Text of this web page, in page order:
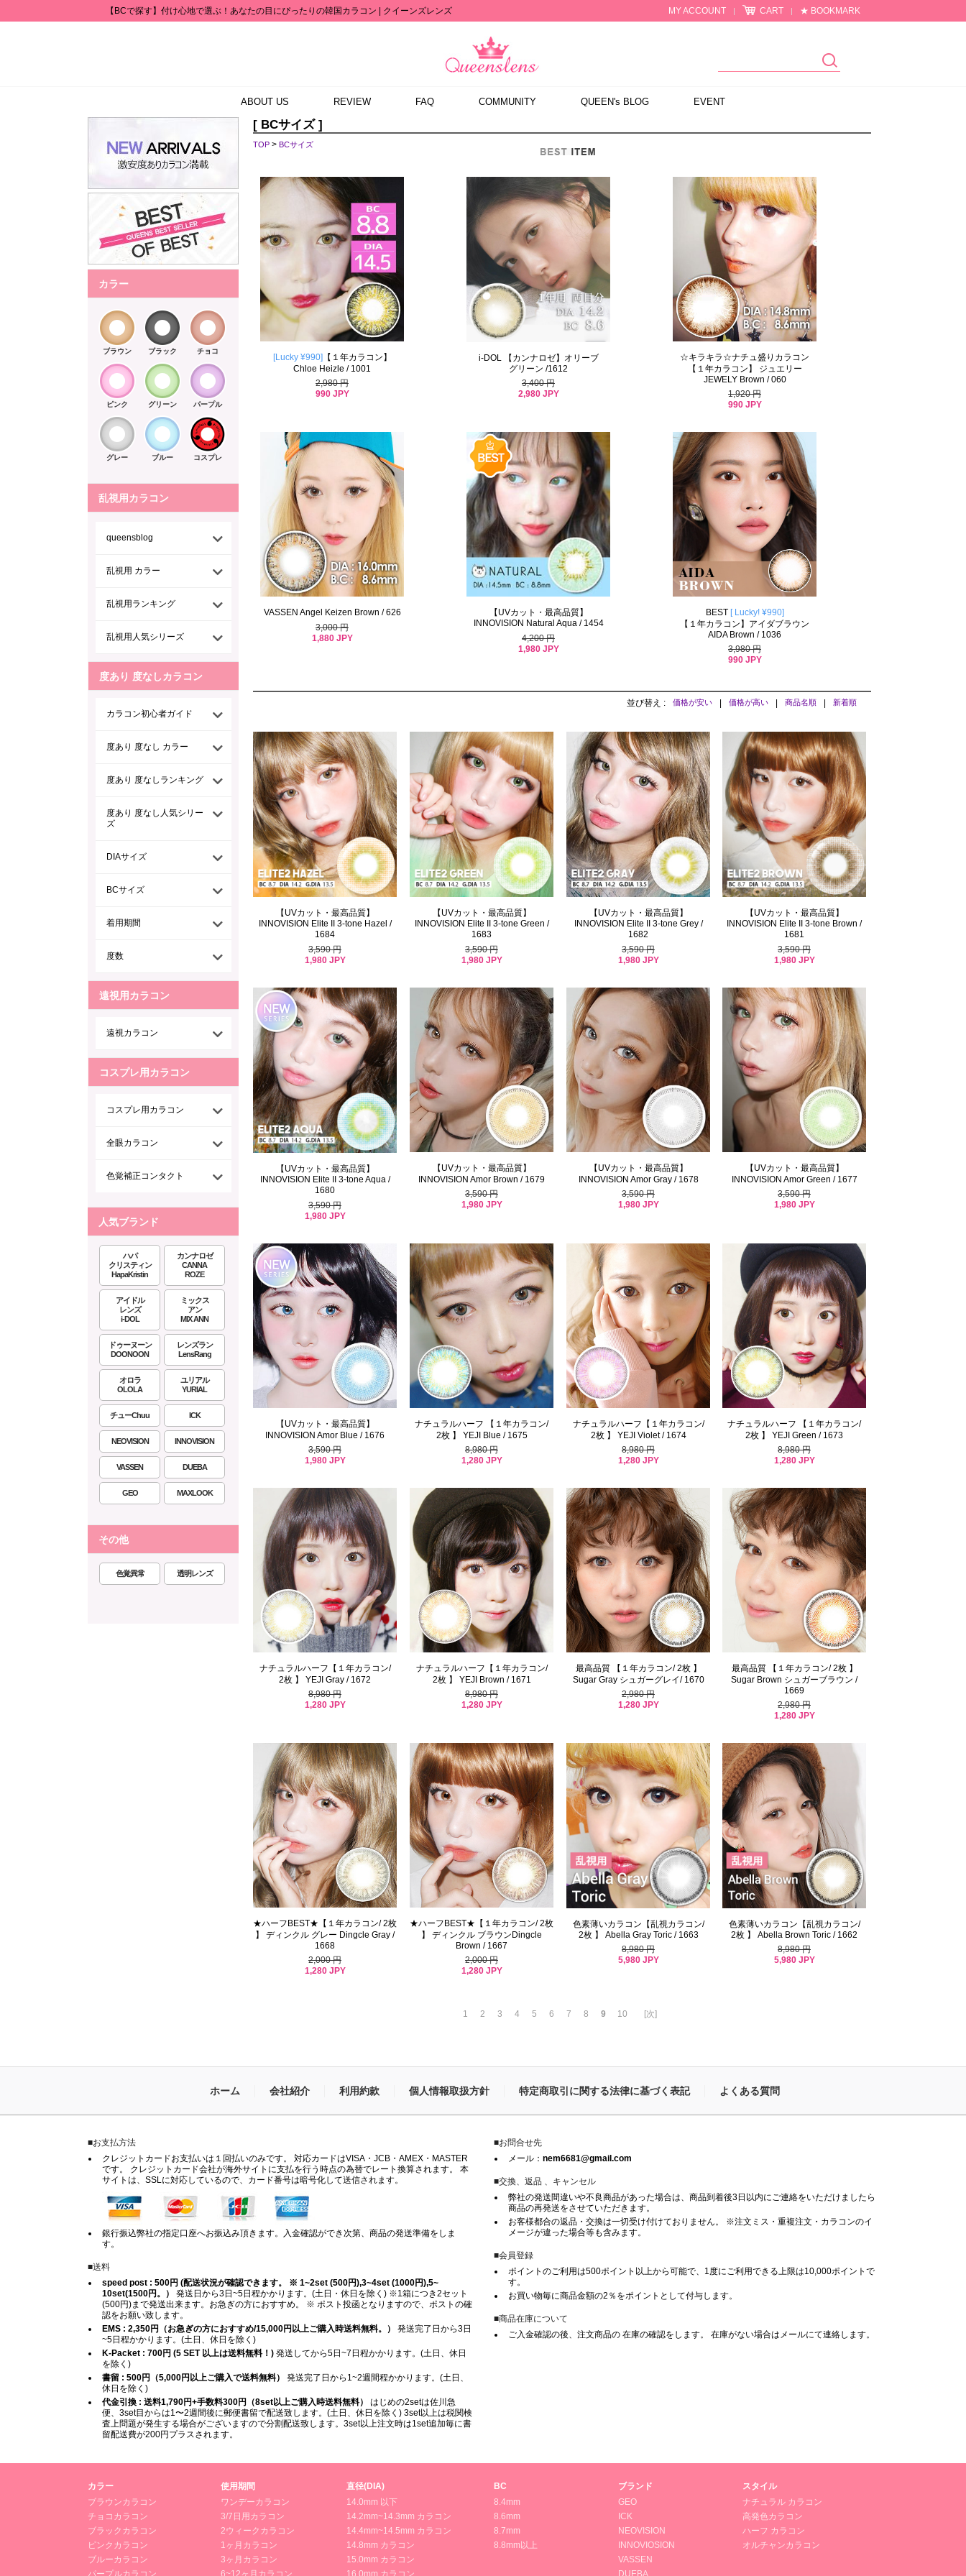
【BCで探す】付け心地で選ぶ！あなたの目にぴったりの韓国カラコン | クイーンズレンズ MY ACCOUNT | CART | ★ BOOKMARK
ABOUT US REVIEW FAQ COMMUNITY QUEEN's BLOG EVENT
カラー
ブラウン ブラック チョコ
ピンク グリーン パープル
グレー ブルー コスプレ
乱視用カラコン
queensblog
乱視用 カラー
乱視用ランキング
乱視用人気シリーズ
度あり 度なしカラコン
カラコン初心者ガイド
度あり 度なし カラー
度あり 度なしランキング
度あり 度なし人気シリー
ズ
DIAサイズ
BCサイズ
着用期間
度数
遠視用カラコン
遠視カラコン
コスプレ用カラコン
コスプレ用カラコン
全眼カラコン
色覚補正コンタクト
人気ブランド
ハパ
クリスティン
HapaKristin
カンナロゼ
CANNA
ROZE
アイドル
レンズ
i-DOL
ミックス
アン
MIX ANN
ドゥーヌーン
DOONOON
レンズラン
LensRang
オロラ
OLOLA
ユリアル
YURIAL
チューChuu ICK
NEOVISION INNOVISION
VASSEN DUEBA
GEO MAXLOOK
その他
色覚異常 透明レンズ
[ BCサイズ ]
TOP > BCサイズ
[Lucky ¥990] 【１年カラコン】
Chloe Heizle / 1001
2,980 円
990 JPY
i-DOL 【カンナロゼ】オリーブ
グリーン /1612
3,400 円
2,980 JPY
☆キラキラ☆ナチュ盛りカラコン
【１年カラコン】 ジュエリー
JEWELY Brown / 060
1,920 円
990 JPY
VASSEN Angel Keizen Brown / 626
3,000 円
1,880 JPY
【UVカット・最高品質】
INNOVISION Natural Aqua / 1454
4,200 円
1,980 JPY
BEST [ Lucky! ¥990]
【１年カラコン】アイダブラウン
AIDA Brown / 1036
3,980 円
990 JPY
並び替え : 価格が安い 価格が高い 商品名順 新着順
【UVカット・最高品質】
INNOVISION Elite II 3-tone Hazel /
1684
3,590 円
1,980 JPY
【UVカット・最高品質】
INNOVISION Elite II 3-tone Green /
1683
3,590 円
1,980 JPY
【UVカット・最高品質】
INNOVISION Elite II 3-tone Grey /
1682
3,590 円
1,980 JPY
【UVカット・最高品質】
INNOVISION Elite II 3-tone Brown /
1681
3,590 円
1,980 JPY
【UVカット・最高品質】
INNOVISION Elite II 3-tone Aqua /
1680
3,590 円
1,980 JPY
【UVカット・最高品質】
INNOVISION Amor Brown / 1679
3,590 円
1,980 JPY
【UVカット・最高品質】
INNOVISION Amor Gray / 1678
3,590 円
1,980 JPY
【UVカット・最高品質】
INNOVISION Amor Green / 1677
3,590 円
1,980 JPY
【UVカット・最高品質】
INNOVISION Amor Blue / 1676
3,590 円
1,980 JPY
ナチュラルハーフ 【１年カラコン/
2枚 】 YEJI Blue / 1675
8,980 円
1,280 JPY
ナチュラルハーフ【１年カラコン/
2枚 】 YEJI Violet / 1674
8,980 円
1,280 JPY
ナチュラルハーフ 【１年カラコン/
2枚 】 YEJI Green / 1673
8,980 円
1,280 JPY
ナチュラルハーフ【１年カラコン/
2枚 】 YEJI Gray / 1672
8,980 円
1,280 JPY
ナチュラルハーフ【１年カラコン/
2枚 】 YEJI Brown / 1671
8,980 円
1,280 JPY
最高品質 【１年カラコン/ 2枚 】
Sugar Gray シュガーグレイ/ 1670
2,980 円
1,280 JPY
最高品質 【１年カラコン/ 2枚 】
Sugar Brown シュガーブラウン /
1669
2,980 円
1,280 JPY
★ハーフBEST★【１年カラコン/ 2枚
】 ディンクル グレー Dingcle Gray /
1668
2,000 円
1,280 JPY
★ハーフBEST★【１年カラコン/ 2枚
】 ディンクル ブラウンDingcle
Brown / 1667
2,000 円
1,280 JPY
色素薄いカラコン【乱視カラコン/
2枚 】 Abella Gray Toric / 1663
8,980 円
5,980 JPY
色素薄いカラコン【乱視カラコン/
2枚 】 Abella Brown Toric / 1662
8,980 円
5,980 JPY
1 2 3 4 5 6 7 8 9 10 [次]
ホーム 会社紹介 利用約款 個人情報取扱方針 特定商取引に関する法律に基づく表記 よくある質問
■お支払方法
クレジットカードお支払いは１回払いのみです。 対応カードはVISA・JCB・AMEX・MASTER
です。 クレジットカード会社が海外サイトに支払を行う時点の為替でレート換算されます。 本
サイトは、SSLに対応しているので、カード番号は暗号化して送信されます。
銀行振込弊社の指定口座へお振込み頂きます。入金確認ができ次第、商品の発送準備をしま
す。
■送料
speed post : 500円 (配送状況が確認できます。 ※ 1~2set (500円),3~4set (1000円),5~
10set(1500円。）
発送日から3日~5日程かかります。(土日・休日を除く) ※1箱につき2セット
(500円)まで発送出来ます。お急ぎの方におすすめ。 ※ ポスト投函となりますので、ポストの確
認をお願い致します。
EMS : 2,350円（お急ぎの方におすすめ/15,000円以上ご購入時送料無料。）
発送完了日から3日
~5日程かかります。(土日、休日を除く)
K-Packet : 700円 (5 SET 以上は送料無料！) 発送してから5日~7日程かかります。(土日、休日
を除く)
書留 : 500円（5,000円以上ご購入で送料無料）
発送完了日から1~2週間程かかります。(土日、
休日を除く)
代金引換 : 送料1,790円+手数料300円（8set以上ご購入時送料無料）
はじめの2setは佐川急
便、3set目からは1〜2週間後に郵便書留で配送致します。(土日、休日を除く) 3set以上は税関検
査上問題が発生する場合がございますので分割配送致します。3set以上注文時は1set追加毎に書
留配送費が200円プラスされます。
■お問合せ先
メール： nem6681@gmail.com
■交換、返品 、キャンセル
弊社の発送間違いや不良商品があった場合は、商品到着後3日以内にご連絡をいただけましたら
商品の再発送をさせていただきます。
お客様都合の返品・交換は一切受け付けておりません。 ※注文ミス・重複注文・カラコンのイ
メージが違った場合等も含みます。
■会員登録
ポイントのご利用は500ポイント以上から可能で、1度にご利用できる上限は10,000ポイントで
す。
お買い物毎に商品金額の2％をポイントとして付与します。
■商品在庫について
ご入金確認の後、注文商品の 在庫の確認をします。 在庫がない場合はメールにて連絡します。
カラー
ブラウンカラコン
チョコカラコン
ブラックカラコン
ピンクカラコン
ブルーカラコン
使用期間
ワンデーカラコン
3/7日用カラコン
2ウィークカラコン
1ヶ月カラコン
3ヶ月カラコン
直径(DIA)
14.0mm 以下
14.2mm~14.3mm カラコン
14.4mm~14.5mm カラコン
14.8mm カラコン
15.0mm カラコン
BC
8.4mm
8.6mm
8.7mm
8.8mm以上
ブランド
GEO
ICK
NEOVISION
INNOVIOSION
VASSEN
スタイル
ナチュラル カラコン
高発色カラコン
ハーフ カラコン
オルチャンカラコン